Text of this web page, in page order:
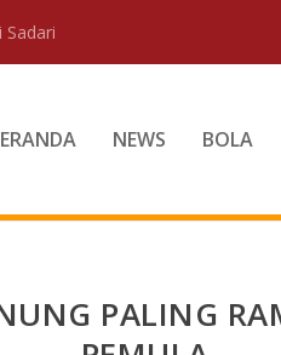
Sadari
NEWS BOLA
PALING